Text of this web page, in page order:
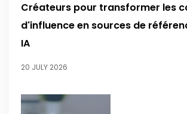
Créateurs pour transformer les
d'influence en sources de
IA
20 JULY 2026